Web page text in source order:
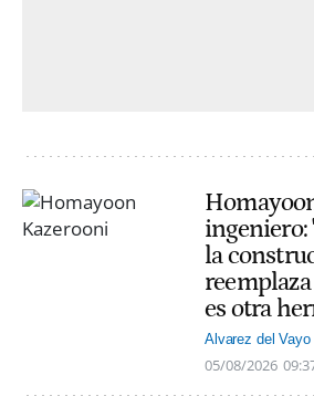
ingeniero:
la
es otra
Alvarez del Vayo
05/08/2026